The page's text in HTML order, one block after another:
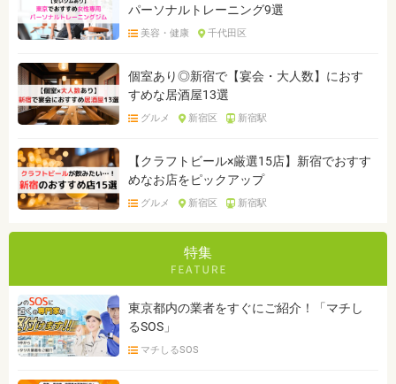
パーソナルトレーニング9選
美容・健康 千代田区
個室あり◎新宿で【宴会・大人数】におす
すめな居酒屋13選
グルメ 新宿区 新宿駅
【クラフトビール×厳選15店】新宿でおすす
めなお店をピックアップ
グルメ 新宿区 新宿駅
特集
東京都内の業者をすぐにご紹介！「マチし
るSOS」
マチしるSOS